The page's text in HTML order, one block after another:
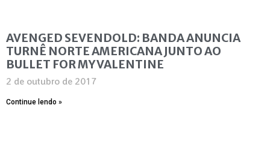
AVENGED SEVENDOLD: BANDA ANUNCIA
TURNÊ NORTE AMERICANA JUNTO AO
BULLET FOR MY VALENTINE
2 de outubro de 2017
Continue lendo »